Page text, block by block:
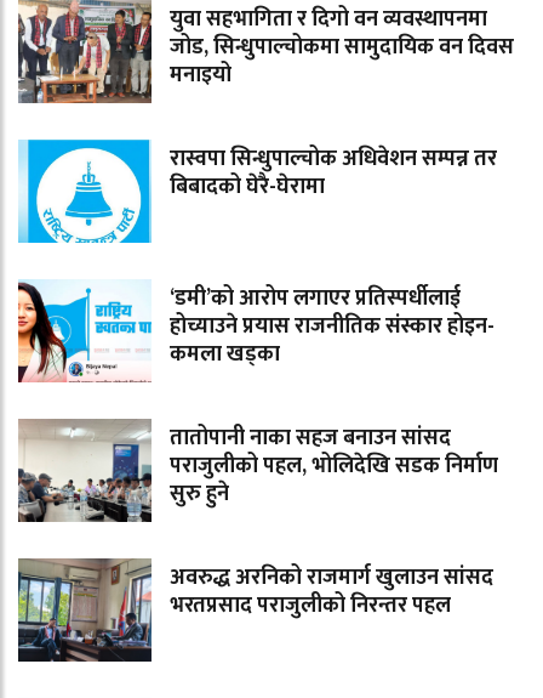
युवा सहभागिता र दिगो वन व्यवस्थापनमा
जोड, सिन्धुपाल्चोकमा सामुदायिक वन दिवस
मनाइयो
रास्वपा सिन्धुपाल्चोक अधिवेशन सम्पन्न तर
बिबादको घेरै-घेरामा
‘डमी’को आरोप लगाएर प्रतिस्पर्धीलाई
होच्याउने प्रयास राजनीतिक संस्कार होइन-
कमला खड्का
तातोपानी नाका सहज बनाउन सांसद
पराजुलीको पहल, भोलिदेखि सडक निर्माण
सुरु हुने
अवरुद्ध अरनिको राजमार्ग खुलाउन सांसद
भरतप्रसाद पराजुलीको निरन्तर पहल